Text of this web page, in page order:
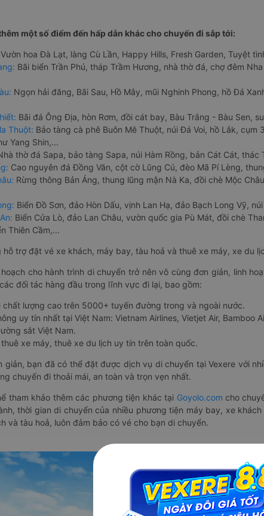
một số điểm đến hấp dẫn khác cho chuyến đi sắp tới:
Vườn hoa Đà Lạt, làng Cù Lần, Happy Hills, Fresh Garden, Tuyệt
Bãi biển Trần Phú, tháp Trầm Hương, nhà thờ đá, chợ đêm
Ngọn hải đăng, Bãi Sau, Hồ Mây, mũi Nghinh Phong, hồ Đá
Bãi đá Ông Địa, hòn Rơm, đồi cát bay, Bàu Trắng - Bàu Sen,
Thuột: Bảo tàng cà phê Buôn Mê Thuột, núi Đá Voi, hồ Lắk, cụm
Yang Shin,...
thờ đá Sapa, bảo tàng Sapa, núi Hàm Rồng, bản Cát Cát,
Cao nguyên đá Đồng Văn, cột cờ Lũng Cú, đèo Mã Pí Lèng,
Rừng thông Bản Áng, thung lũng mận Nà Ka, đồi chè Mộc
Biển Đồ Sơn, đảo Hòn Dấu, vịnh Lan Hạ, đảo Bạch Long Vỹ,
Biển Cửa Lò, đảo Lan Châu, vườn quốc gia Pù Mát, đồi chè
Thiên Cầm,...
hỗ trợ đặt vé xe khách, máy bay, tàu hoả và thuê xe máy, xe du
cho hành trình di chuyển trở nên vô cùng đơn giản, linh
đối tác hàng đầu trong lĩnh vực đi lại, bao gồm:
chất lượng cao trên 5000+ tuyến đường trong và ngoài nước.
uy tín nhất tại Việt Nam: Vietnam Airlines, Vietjet Air, Bamboo
sắt Việt Nam.
xe máy, thuê xe du lịch uy tín trên toàn quốc.
giản, bạn đã có thể đặt được dịch vụ di chuyển tại Vexere với
chuyến đi thoải mái, an toàn và trọn vẹn nhất.
tham khảo thêm các phương tiện khác tại Goyolo.com cho
thời gian di chuyển của nhiều phương tiện máy bay, xe
và tàu hoả, luôn đảm bảo có vé cho bạn di chuyển.
Ứng
Vexere -